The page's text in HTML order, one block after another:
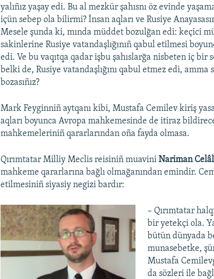
yalıñız yaşay edi. Bu al mezkür şahısnı öz evinde
içün sebep ola bilirmi? İnsan aqları ve Rusiye
Mesele şunda ki, mında müddet bozulğan edi: keçici
sakinlerine Rusiye vatandaşlığınıñ qabul etilmesi
edi. Ve bu vaqıtqa qadar işbu şahıslarğa nisbeten iç bir
belki de, Rusiye vatandaşlığını qabul etmez edi, amma
bozasıñız?
Mark Feyginniñ aytqanı kibi, Mustafa Cemilev kiriş
aqları boyunca Avropa mahkemesinde de itiraz
mahkemeleriniñ qararlarından oña fayda olmasa.
Qırımtatar Milliy Meclis reisiniñ muaviniNariman
mahkeme qararlarına bağlı olmağanından emindir.
etilmesiniñ siyasiy negizi bardır:
– Qırımtatar
bir yetekçi ola.
bütün dünyada
munasebetke,
Mustafa
da sözleri ile